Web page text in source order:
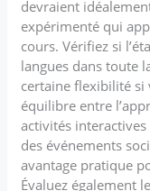
devraient
expérimenté qui
cours. Vérifiez si
langues dans toute
certaine flexibilité si
équilibre entre
activités
des événements
avantage pratique
Évaluez également